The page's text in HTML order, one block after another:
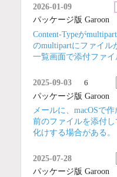
2026-01-09
パッケージ版 Garoon
Content-Typeが
のmultipartにファイル
一覧画面で添付ファイ
2025-09-03 6
パッケージ版 Garoon
メールに、macOSで
前のファイルを添付
化けする場合がある。
2025-07-28
パッケージ版 Garoon